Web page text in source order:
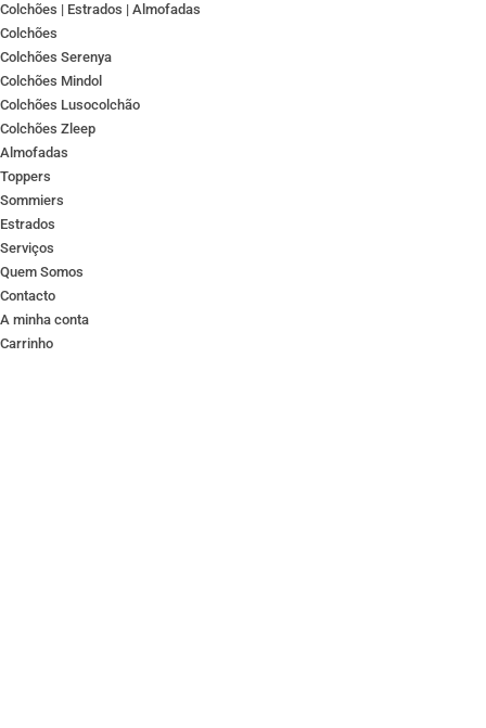
Colchões | Estrados | Almofadas
Colchões
Colchões Serenya
Colchões Mindol
Colchões Lusocolchão
Colchões Zleep
Almofadas
Toppers
Sommiers
Estrados
Serviços
Quem Somos
Contacto
A minha conta
Carrinho